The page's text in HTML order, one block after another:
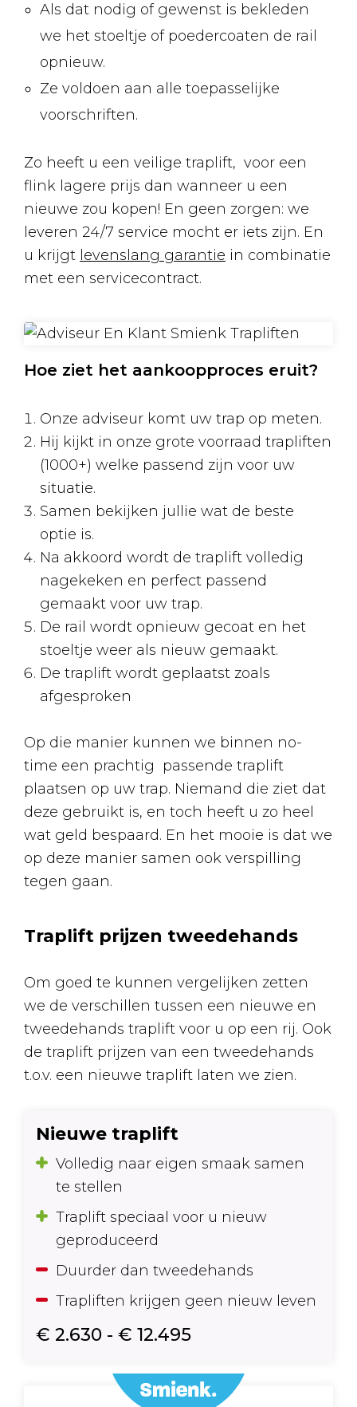
Als dat nodig of gewenst is bekleden
we het stoeltje of poedercoaten de rail
opnieuw.
Ze voldoen aan alle toepasselijke
voorschriften.
Zo heeft u een veilige traplift, voor een
flink lagere prijs dan wanneer u een
nieuwe zou kopen! En geen zorgen: we
leveren 24/7 service mocht er iets zijn. En
u krijgt levenslang garantie in combinatie
met een servicecontract.
Hoe ziet het aankoopproces eruit?
Onze adviseur komt uw trap op meten.
Hij kijkt in onze grote voorraad trapliften
(1000+) welke passend zijn voor uw
situatie.
Samen bekijken jullie wat de beste
optie is.
Na akkoord wordt de traplift volledig
nagekeken en perfect passend
gemaakt voor uw trap.
De rail wordt opnieuw gecoat en het
stoeltje weer als nieuw gemaakt.
De traplift wordt geplaatst zoals
afgesproken
Op die manier kunnen we binnen no-
time een prachtig passende traplift
plaatsen op uw trap. Niemand die ziet dat
deze gebruikt is, en toch heeft u zo heel
wat geld bespaard. En het mooie is dat we
op deze manier samen ook verspilling
tegen gaan.
Traplift prijzen tweedehands
Om goed te kunnen vergelijken zetten
we de verschillen tussen een nieuwe en
tweedehands traplift voor u op een rij. Ook
de traplift prijzen van een tweedehands
t.o.v. een nieuwe traplift laten we zien.
Nieuwe traplift
Volledig naar eigen smaak samen
te stellen
Traplift speciaal voor u nieuw
geproduceerd
Duurder dan tweedehands
Trapliften krijgen geen nieuw leven
€ 2.630 - € 12.495